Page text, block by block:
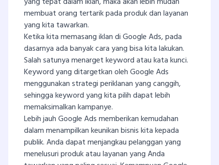
membuat orang tertarik pada produk dan layanan
yang kita tawarkan.
Ketika kita memasang iklan di Google Ads, pada
dasarnya ada banyak cara yang bisa kita lakukan.
Salah satunya menarget keyword atau kata kunci.
Keyword yang ditargetkan oleh Google Ads
menggunakan strategi periklanan yang canggih,
sehingga keyword yang kita pilih dapat lebih
memaksimalkan kampanye.
Lebih jauh Google Ads memberikan kemudahan
dalam menampilkan keunikan bisnis kita kepada
publik. Anda dapat menjangkau pelanggan yang
menelusuri produk atau layanan yang Anda